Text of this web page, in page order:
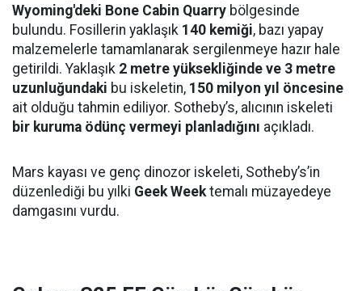
Wyoming'deki Bone Cabin Quarry bölgesinde
bulundu. Fosillerin yaklaşık 140 kemiği, bazı yapay
malzemelerle tamamlanarak sergilenmeye hazır hale
getirildi. Yaklaşık 2 metre yüksekliğinde ve 3 metre
uzunluğundaki bu iskeletin, 150 milyon yıl öncesine
ait olduğu tahmin ediliyor. Sotheby’s, alıcının iskeleti
bir kuruma ödünç vermeyi planladığını açıkladı.
Mars kayası ve genç dinozor iskeleti, Sotheby’s’in
düzenlediği bu yılki Geek Weektemalı müzayedeye
damgasını vurdu.